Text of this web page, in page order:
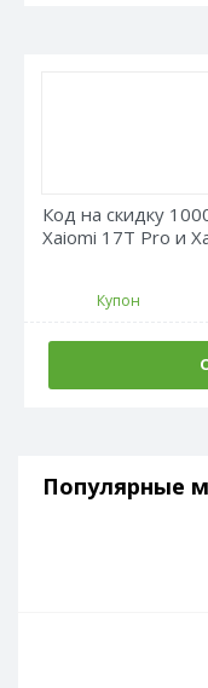
Код на скидку
Xaiomi 17T Pro и
Купон
Популярные